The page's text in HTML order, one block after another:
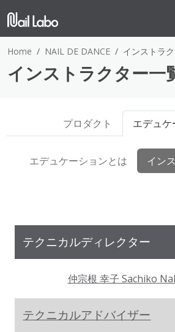
Home NAIL DE DANCE インストラ
インストラクター一
プロダクト エデュケ
エデュケーションとは イン
テクニカルディレクター
仲宗根 幸子 Sachiko
テクニカルアドバイザー